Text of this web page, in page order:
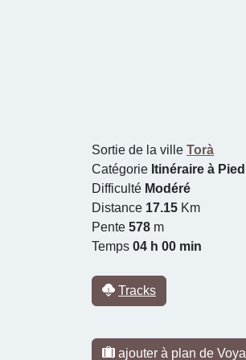
Sortie de la ville Torà
Catégorie Itinéraire à Pied
Difficulté Modéré
Distance 17.15 Km
Pente 578 m
Temps 04 h 00 min
Tracks
ajouter à plan de